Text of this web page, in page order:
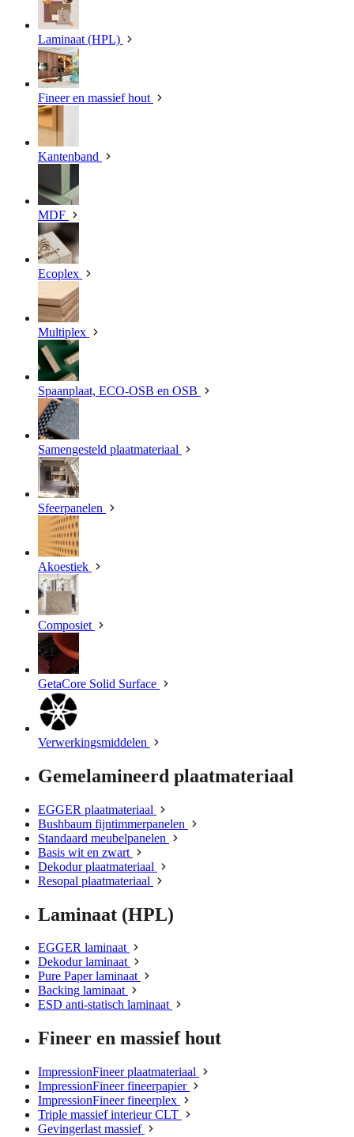
Laminaat (HPL)
Fineer en massief hout
Kantenband
MDF
Ecoplex
Multiplex
Spaanplaat, ECO-OSB en OSB
Samengesteld plaatmateriaal
Sfeerpanelen
Akoestiek
Composiet
GetaCore Solid Surface
Verwerkingsmiddelen
Gemelamineerd plaatmateriaal
EGGER plaatmateriaal
Bushbaum fijntimmerpanelen
Standaard meubelpanelen
Basis wit en zwart
Dekodur plaatmateriaal
Resopal plaatmateriaal
Laminaat (HPL)
EGGER laminaat
Dekodur laminaat
Pure Paper laminaat
Backing laminaat
ESD anti-statisch laminaat
Fineer en massief hout
ImpressionFineer plaatmateriaal
ImpressionFineer fineerpapier
ImpressionFineer fineerplex
Triple massief interieur CLT
Gevingerlast massief